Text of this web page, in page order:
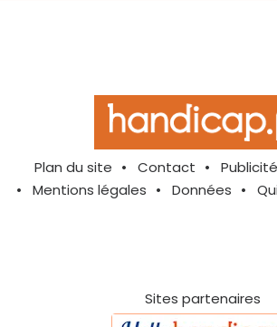
Plan du site Contact
Mentions légales
Données
Sites partenaires